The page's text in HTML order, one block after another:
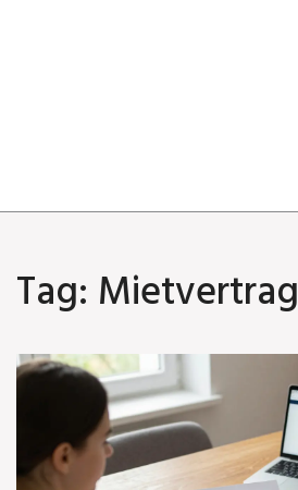
Tag: Mietvertrag